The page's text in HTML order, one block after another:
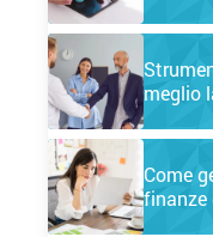
meglio
Come
finanze